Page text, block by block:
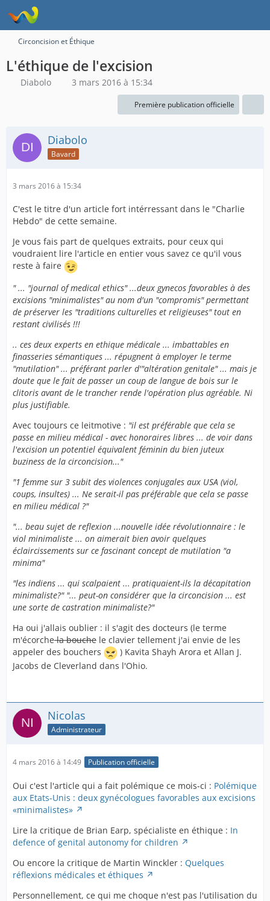
Circoncision et Éthique
L'éthique de l'excision
Diabolo 3 mars 2016 à 15:34
Première publication officielle
Diabolo
Bavard
3 mars 2016 à 15:34
C'est le titre d'un article fort intérressant dans le "Charlie
Hebdo" de cette semaine.
Je vous fais part de quelques extraits, pour ceux qui
voudraient lire l'article en entier vous savez ce qu'il vous
reste à faire
" ... "journal of medical ethics" ...deux gynecos favorables à des
excisions "minimalistes" au nom d'un "compromis" permettant
de préserver les "traditions culturelles et religieuses" tout en
restant civilisés !!!
.. ces deux experts en ethique médicale ... imbattables en
finasseries sémantiques ... répugnent à employer le terme
"mutilation" ... préférant parler d'"altération genitale" ... mais je
doute que le fait de passer un coup de langue de bois sur le
clitoris avant de le trancher rende l'opération plus agréable. Ni
plus justifiable.
Avec toujours ce leitmotive : "il est préférable que cela se
passe en milieu médical - avec honoraires libres ... de voir dans
l'excision un potentiel équivalent féminin du bien juteux
buziness de la circoncision..."
"1 femme sur 3 subit des violences conjugales aux USA (viol,
coups, insultes) ... Ne serait-il pas préférable que cela se passe
en milieu médical ?"
"... beau sujet de reflexion ...nouvelle idée révolutionnaire : le
viol minimaliste ... on aimerait bien avoir quelques
éclaircissements sur ce fascinant concept de mutilation "a
minima"
"les indiens ... qui scalpaient ... pratiquaient-ils la décapitation
minimaliste?" "... peut-on considérer que la circoncision ... est
une sorte de castration minimaliste?"
Ha oui j'allais oublier : il s'agit des docteurs (le terme
m'écorchela bouche le clavier tellement j'ai envie de les
appeler des bouchers
) Kavita Shayh Arora et Allan J.
Jacobs de Cleverland dans l'Ohio.
Nicolas
Administrateur
4 mars 2016 à 14:49 Publication officielle
Oui c'est l'article qui a fait polémique ce mois-ci : Polémique
aux Etats-Unis : deux gynécologues favorables aux excisions
«minimalistes»
Lire la critique de Brian Earp, spécialiste en éthique : In
defence of genital autonomy for children
Ou encore la critique de Martin Winckler : Quelques
réflexions médicales et éthiques
Personnellement, ce qui me choque n'est pas l'utilisation du